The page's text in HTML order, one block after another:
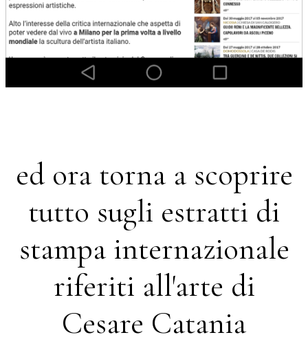
ed ora torna a scoprire
tutto sugli estratti di
stampa internazionale
riferiti all'arte di
Cesare Catania